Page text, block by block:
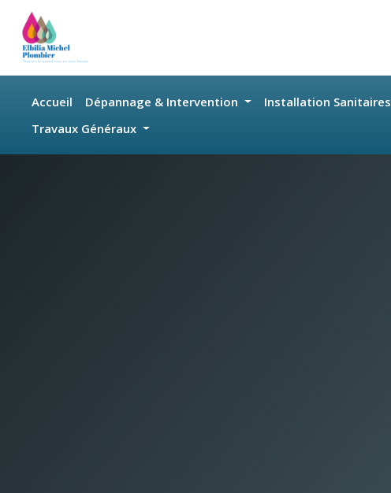
Skip to main content
Accueil Dépannage & Intervention Installation Sanitaires
Travaux Généraux